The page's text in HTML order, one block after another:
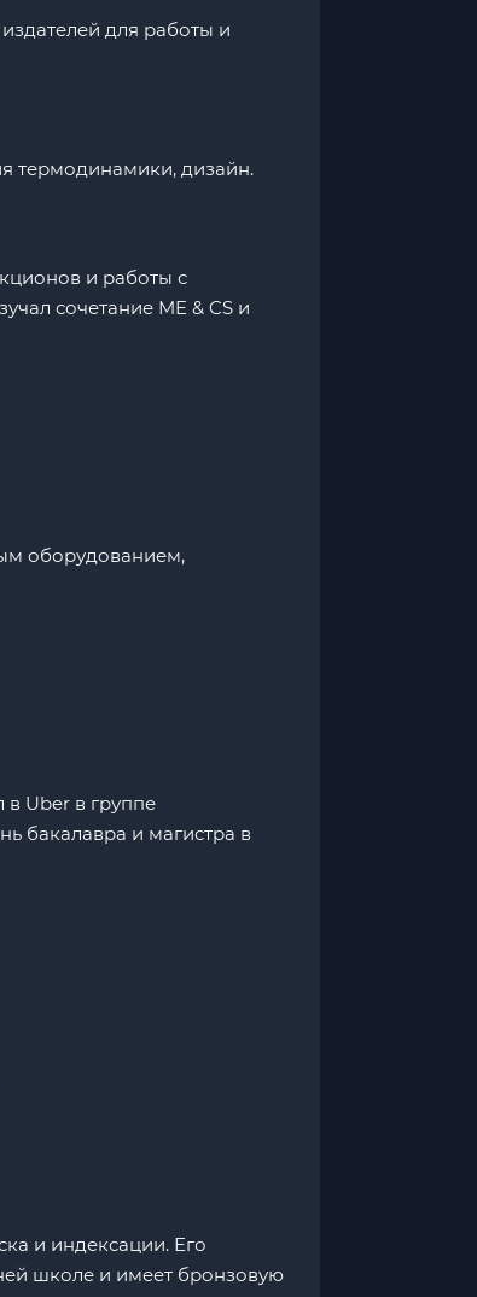
для работы и
термодинамики, дизайн.
и работы с
сочетание ME & CS и
оборудованием,
в Uber в группе
бакалавра и магистра в
и индексации. Его
школе и имеет бронзовую